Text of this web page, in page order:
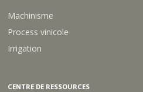
Machinisme
Process vinicole
Irrigation
CENTRE DE RESSOURCES